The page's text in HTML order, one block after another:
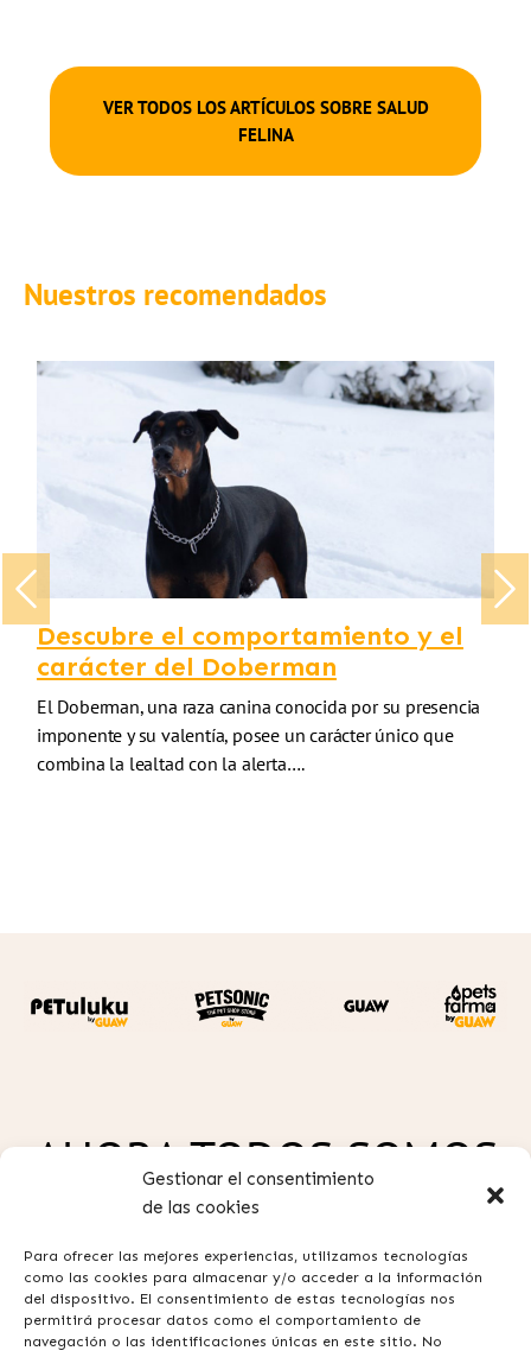
Gestionar el consentimiento
de las cookies
Para ofrecer las mejores experiencias, utilizamos tecnologías
como las cookies para almacenar y/o acceder a la información
del dispositivo. El consentimiento de estas tecnologías nos
permitirá procesar datos como el comportamiento de
navegación o las identificaciones únicas en este sitio. No
VER TODOS LOS ARTÍCULOS SOBRE SALUD
FELINA
Nuestros recomendados
Descubre el comportamiento y el
carácter del Doberman
El Doberman, una raza canina conocida por su presencia
imponente y su valentía, posee un carácter único que
combina la lealtad con la alerta….
Previous
AHORA TODOS SOMOS
GUAW